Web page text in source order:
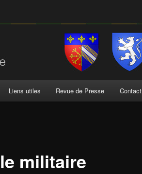
Liens utiles Revue de Presse Contact
militaire